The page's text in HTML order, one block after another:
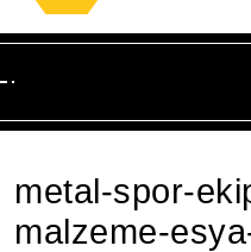
metal-spor-
malzeme-